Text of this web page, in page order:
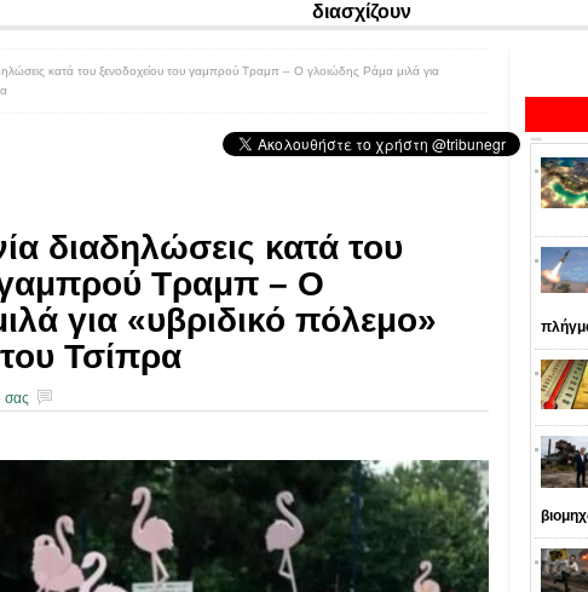
διασχίζουν
κατά του ξενοδοχείου του γαμπρού Τραμπ – Ο γλοιώδης Ράμα μιλά για
διαδηλώσεις κατά του
γαμπρού Τραμπ – Ο
για «υβριδικό πόλεμο»
Τσίπρα
σας